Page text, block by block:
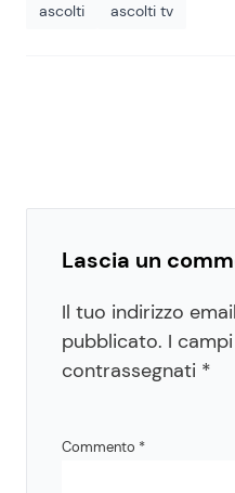
ascolti ascolti tv
Lascia un
Il tuo indirizzo
pubblicato. I
contrassegnati *
Commento *